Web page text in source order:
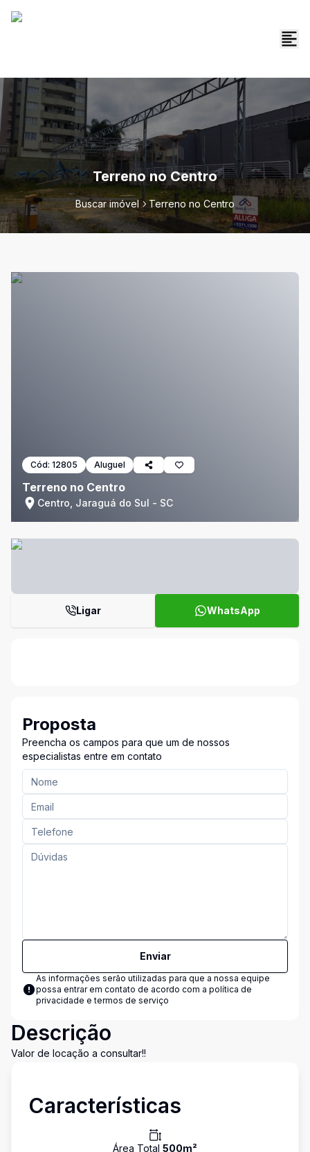
Terreno no Centro
Buscar imóvel Terreno no Centro
Cód: 12805 Aluguel
Terreno no Centro
Centro, Jaraguá do Sul - SC
Ligar WhatsApp
Proposta
Preencha os campos para que um de nossos
especialistas entre em contato
Enviar
As informações serão utilizadas para que a nossa equipe
possa entrar em contato de acordo com a política de
privacidade e termos de serviço
Descrição
Valor de locação a consultar!!
Características
Área Total 500m²